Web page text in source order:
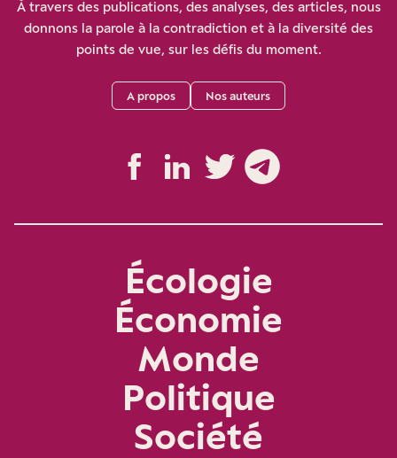
À travers des publications, des analyses, des articles, nous
donnons la parole à la contradiction et à la diversité des
points de vue, sur les défis du moment.
A propos Nos auteurs
Écologie
Économie
Monde
Politique
Société